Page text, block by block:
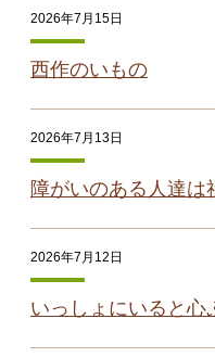
2026年7月15日
西作のいもの
2026年7月13日
障がいのある人達は
2026年7月12日
いっしょにいると心